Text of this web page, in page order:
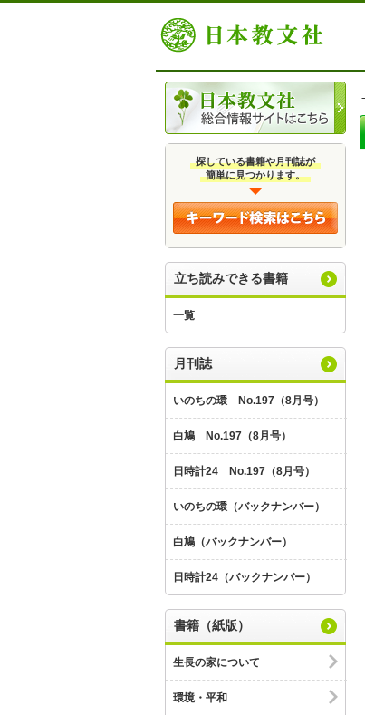
探している書籍や月刊誌が
簡単に見つかります。
立ち読みできる書籍
一覧
月刊誌
いのちの環 No.197（8月号）
白鳩 No.197（8月号）
日時計24 No.197（8月号）
いのちの環（バックナンバー）
白鳩（バックナンバー）
日時計24（バックナンバー）
書籍（紙版）
生長の家について
環境・平和